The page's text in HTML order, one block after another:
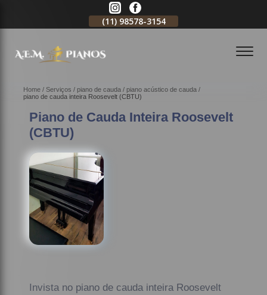
(11) 98578-3154
Home Serviços piano de cauda
piano acústico de cauda
piano de cauda inteira Roosevelt (CBTU)
Piano de Cauda Inteira Roosevelt
(CBTU)
Invista no piano de cauda inteira Roosevelt